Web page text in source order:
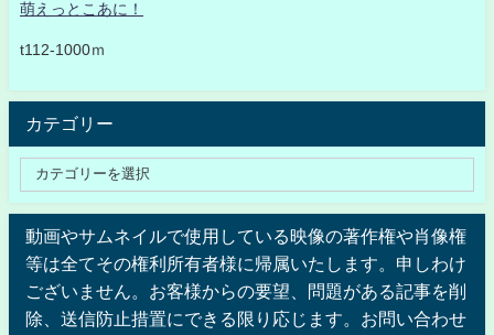
萌えっとこあに！
t112-1000ｍ
カテゴリー
動画やサムネイルで使用している映像の著作権や肖像権
等は全てその権利所有者様に帰属いたします。申しわけ
ございません。お客様からの要望、問題がある記事を削
除、送信防止措置にできる限り応じます。お問い合わせ